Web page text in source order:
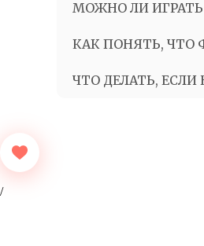
МОЖНО ЛИ ИГРАТЬ
КАК ПОНЯТЬ, ЧТО
ЧТО ДЕЛАТЬ, ЕСЛИ